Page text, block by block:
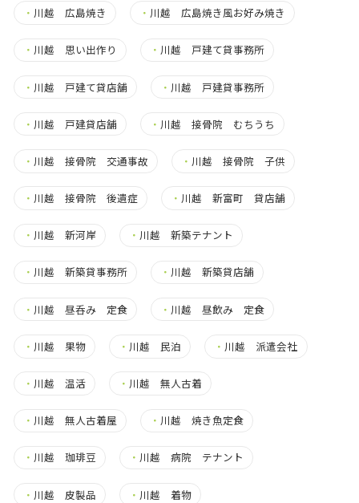
・ 川越 広島焼き ・ 川越 広島焼き風お好み焼き
・ 川越 思い出作り ・ 川越 戸建て貸事務所
・ 川越 戸建て貸店舗 ・ 川越 戸建貸事務所
・ 川越 戸建貸店舗 ・ 川越 接骨院 むちうち
・ 川越 接骨院 交通事故 ・ 川越 接骨院 子供
・ 川越 接骨院 後遺症 ・ 川越 新富町 貸店舗
・ 川越 新河岸 ・ 川越 新築テナント
・ 川越 新築貸事務所 ・ 川越 新築貸店舗
・ 川越 昼呑み 定食 ・ 川越 昼飲み 定食
・ 川越 果物 ・ 川越 民泊 ・ 川越 派遣会社
・ 川越 温活 ・ 川越 無人古着
・ 川越 無人古着屋 ・ 川越 焼き魚定食
・ 川越 珈琲豆 ・ 川越 病院 テナント
・ 川越 皮製品 ・ 川越 着物